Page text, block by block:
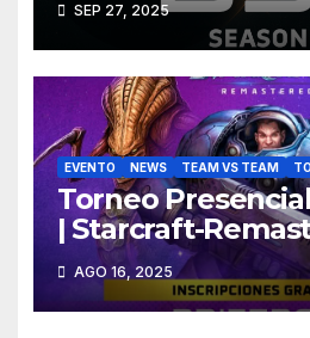
SEP 27, 2025
EVENTO NEWS TEAM VS TEAM
Torneo
| Starcraft-
AGO 16, 2025